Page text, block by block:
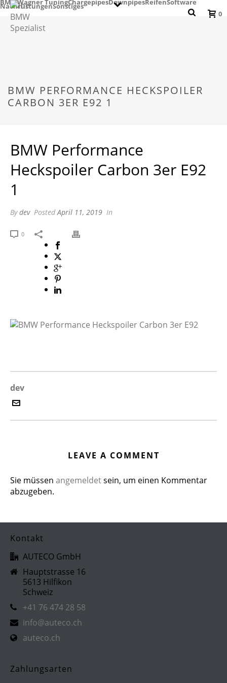
BMWWagner TuningChargepipesDownpipesReifenSoftware
NachrüstungenSonstiges
0
BMW PERFORMANCE HECKSPOILER
CARBON 3ER E92 1
BMW Performance
Heckspoiler Carbon 3er E92
1
Bydev PostedApril 11, 2019 In
0
dev
LEAVE A COMMENT
Sie müssen angemeldetsein, um einen Kommentar
abzugeben.
Kontakt
AUTECO GmbH
Hauptstrasse 16
5613 Hilfikon
Schweiz
+41 76 474 28 58
info@auteco.ch
auteco.ch
Zahlungsarten